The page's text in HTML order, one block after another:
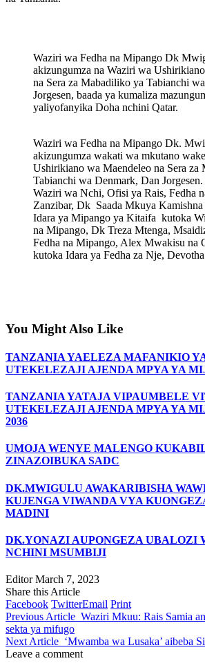
Waziri wa Fedha na Mipango Dk
akizungumza na Waziri wa
na Sera za Mabadiliko ya Tabianchi
Jorgesen, baada ya kumaliza
yaliyofanyika Doha nchini Qatar.
Waziri wa Fedha na Mipango Dk.
akizungumza wakati wa mkutano
Ushirikiano wa Maendeleo na Sera za
Tabianchi wa Denmark, Dan
Waziri wa Nchi, Ofisi ya Rais, Fedha
Zanzibar, Dk Saada Mkuya
Idara ya Mipango ya Kitaifa kutoka
na Mipango, Dk Treza Mtenga,
Fedha na Mipango, Alex Mwakisu na
kutoka Idara ya Fedha za Nje,
You Might Also Like
TANZANIA YAELEZA MAFANIKIO
UTEKELEZAJI AJENDA MPYA YA
TANZANIA YATAJA VIPAUMBELE
UTEKELEZAJI AJENDA MPYA YA
2036
UMOJA WENYE MALENGO
ZINAZOIBUKA SADC
DK.MWIGULU AWAKARIBISHA
KUJENGA VIWANDA VYA
MADINI
DK.YONAZI AUPONGEZA UBALOZI
NCHINI MSUMBIJI
Editor March 7, 2023
Share this Article
Facebook TwitterEmail Print
Previous Article Waziri Mkuu: Rais Samia
sekta ya mifugo
Next Article ‘Mwamba wa Lusaka’ aibeba
Leave a comment